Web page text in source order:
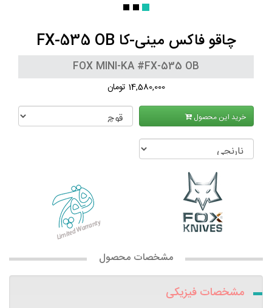
چاقو فاکس مینی-کا FX-535 OB
FOX MINI-KA #FX-535 OB
14,580,000 تومان
خرید این محصول
مشخصات محصول
مشخصات فیزیکی